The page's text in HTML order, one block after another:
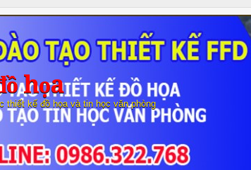
họa
thiết kế đồ họa và tin học văn phòng